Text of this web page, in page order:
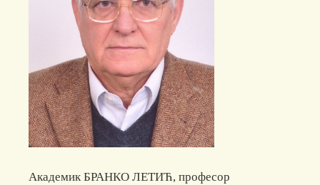
Академик БРАНКО ЛЕТИЋ, професор